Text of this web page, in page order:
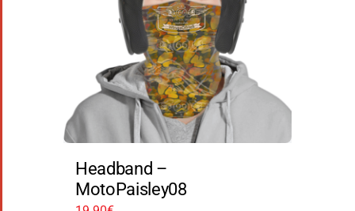
Headband –
MotoPaisley08